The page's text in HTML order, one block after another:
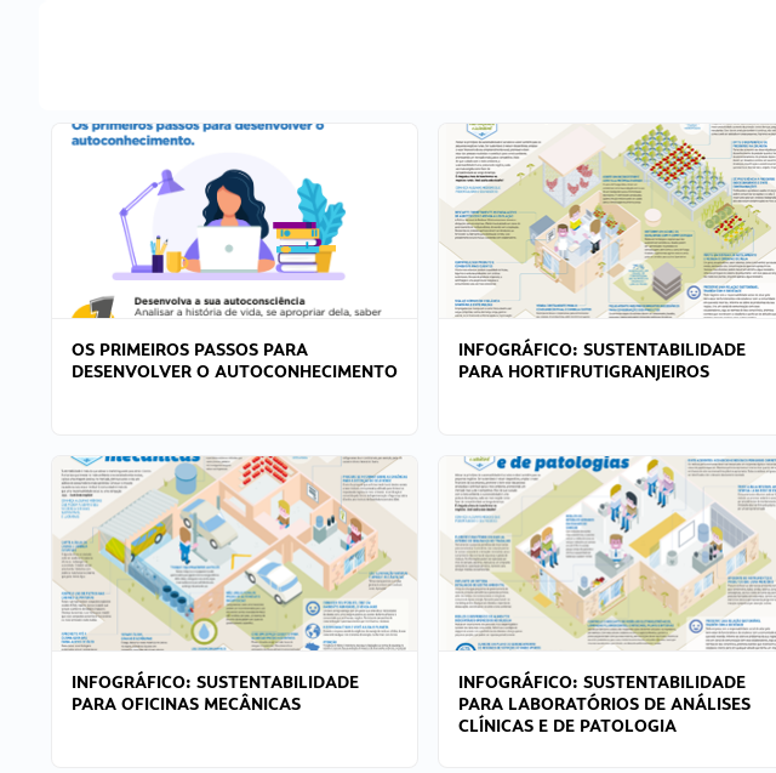
OS PRIMEIROS PASSOS PARA
DESENVOLVER O AUTOCONHECIMENTO
INFOGRÁFICO: SUSTENTABILIDADE
PARA HORTIFRUTIGRANJEIROS
INFOGRÁFICO: SUSTENTABILIDADE
PARA OFICINAS MECÂNICAS
INFOGRÁFICO: SUSTENTABILIDADE
PARA LABORATÓRIOS DE ANÁLISES
CLÍNICAS E DE PATOLOGIA